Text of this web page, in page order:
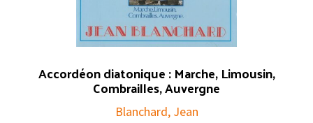
Accordéon diatonique : Marche, Limousin,
Combrailles, Auvergne
Blanchard, Jean